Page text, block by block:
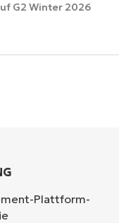
G2 Winter 2026
Plattform-